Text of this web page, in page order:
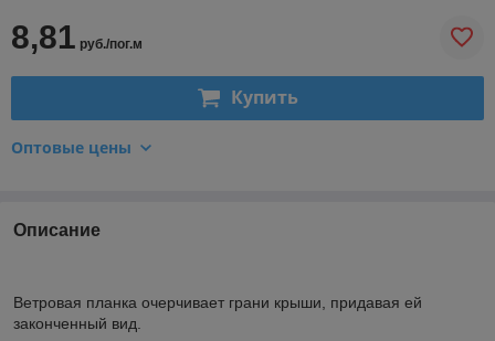
8,81 руб./пог.м
Купить
Оптовые цены
Описание
Ветровая планка очерчивает грани крыши, придавая ей
законченный вид.